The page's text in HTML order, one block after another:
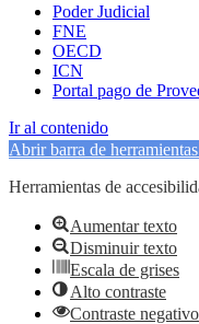
Poder Judicial
FNE
OECD
ICN
Portal pago de
Ir al contenido
Abrir barra de herramientas
Herramientas de
Aumentar texto
Disminuir texto
Escala de grises
Alto contraste
Contraste negativo